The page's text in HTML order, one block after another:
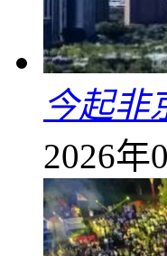
今起非
2026年